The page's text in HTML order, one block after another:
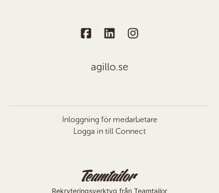
agillo.se
Inloggning för medarbetare
Logga in till Connect
Rekryteringsverktyg från Teamtailor